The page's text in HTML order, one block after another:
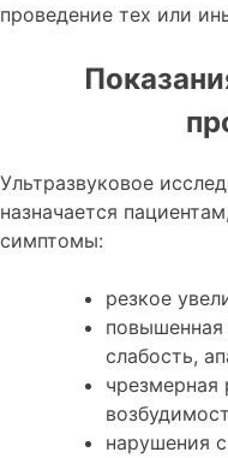
проведение тех или
Ультразвуковое
назначается
симптомы:
резкое
повышенная
слабость,
чрезмерная
нарушения